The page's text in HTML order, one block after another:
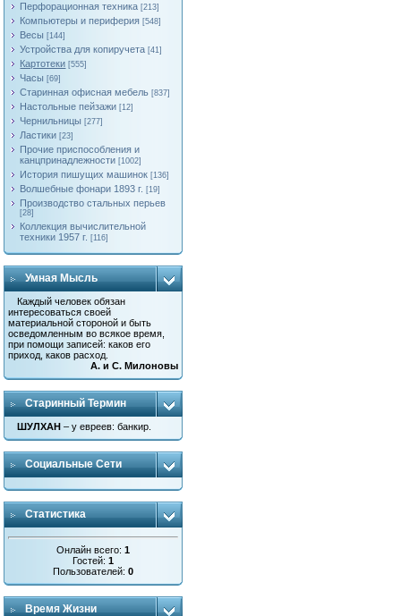
Перфорационная техника [213]
Компьютеры и периферия [548]
Весы [144]
Устройства для копиручета [41]
Картотеки [555]
Часы [69]
Старинная офисная мебель [837]
Настольные пейзажи [12]
Чернильницы [277]
Ластики [23]
Прочие приспособления и
канцпринадлежности [1002]
История пишущих машинок [136]
Волшебные фонари 1893 г. [19]
Производство стальных перьев
[28]
Коллекция вычислительной
техники 1957 г. [116]
Умная Мысль
Каждый человек обязан
интересоваться своей
материальной стороной и быть
осведомленным во всякое время,
при помощи записей: каков его
приход, каков расход.
А. и С. Милоновы
Старинный Термин
ШУЛХАН – у евреев: банкир.
Социальные Сети
Статистика
Онлайн всего:1
Гостей:1
Пользователей:0
Время Жизни